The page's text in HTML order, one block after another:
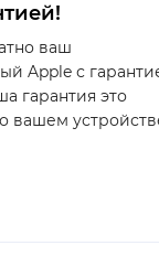
ваш
Apple с
гарантия это
вашем